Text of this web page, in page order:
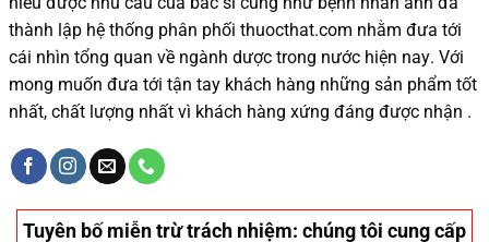
thành lập hệ thống phân phối thuocthat.com nhằm đưa tới
cái nhìn tổng quan về ngành dược trong nước hiện nay. Với
mong muốn đưa tới tận tay khách hàng những sản phẩm tốt
nhất, chất lượng nhất vì khách hàng xứng đáng được nhận .
Tuyên bố miễn trừ trách nhiệm: chúng tôi cung cấp